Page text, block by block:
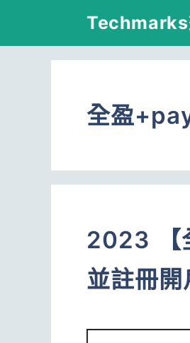
Techmarks
全盈
2023 【
並註冊開